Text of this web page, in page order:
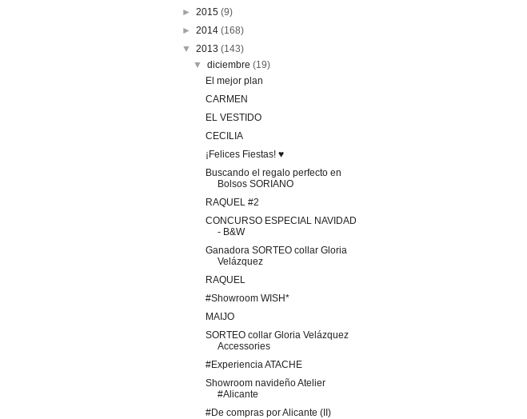
► 2015 (9)
► 2014 (168)
▼ 2013 (143)
▼diciembre(19)
El mejor plan
CARMEN
EL VESTIDO
CECILIA
¡Felices Fiestas! ♥
Buscando el regalo perfecto en
Bolsos SORIANO
RAQUEL #2
CONCURSO ESPECIAL NAVIDAD
- B&W
Ganadora SORTEO collar Gloria
Velázquez
RAQUEL
#Showroom WISH*
MAIJO
SORTEO collar Gloria Velázquez
Accessories
#Experiencia ATACHE
Showroom navideño Atelier
#Alicante
#De compras por Alicante (II)